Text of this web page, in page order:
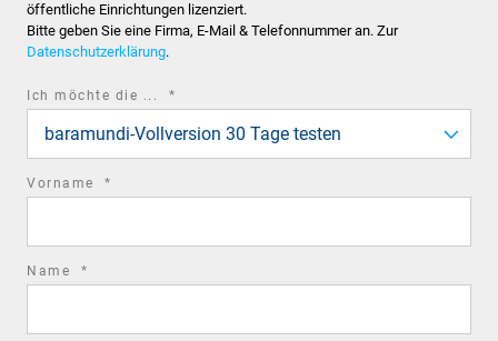
öffentliche Einrichtungen lizenziert.
Bitte geben Sie eine Firma, E-Mail & Telefonnummer an. Zur
Datenschutzerklärung.
Ich möchte die ... *
baramundi-Vollversion 30 Tage testen
Vorname *
Name *